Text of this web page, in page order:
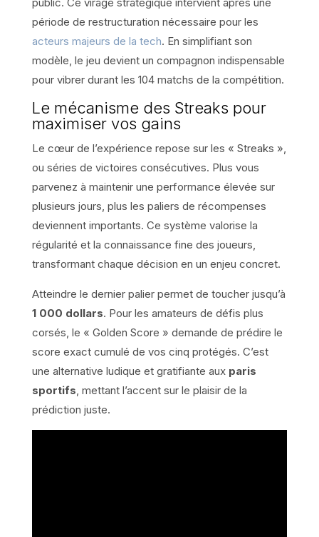
période de restructuration nécessaire pour les
acteurs majeurs de la tech. En simplifiant son
modèle, le jeu devient un compagnon indispensable
pour vibrer durant les 104 matchs de la compétition.
Le mécanisme des Streaks pour
maximiser vos gains
Le cœur de l’expérience repose sur les « Streaks »,
ou séries de victoires consécutives. Plus vous
parvenez à maintenir une performance élevée sur
plusieurs jours, plus les paliers de récompenses
deviennent importants. Ce système valorise la
régularité et la connaissance fine des joueurs,
transformant chaque décision en un enjeu concret.
Atteindre le dernier palier permet de toucher jusqu’à
1 000 dollars. Pour les amateurs de défis plus
corsés, le « Golden Score » demande de prédire le
score exact cumulé de vos cinq protégés. C’est
une alternative ludique et gratifiante aux paris
sportifs , mettant l’accent sur le plaisir de la
prédiction juste.